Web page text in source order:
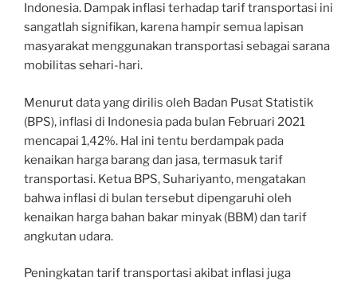
Indonesia. Dampak inflasi terhadap tarif transportasi ini
sangatlah signifikan, karena hampir semua lapisan
masyarakat menggunakan transportasi sebagai sarana
mobilitas sehari-hari.
Menurut data yang dirilis oleh Badan Pusat Statistik
(BPS), inflasi di Indonesia pada bulan Februari 2021
mencapai 1,42%. Hal ini tentu berdampak pada
kenaikan harga barang dan jasa, termasuk tarif
transportasi. Ketua BPS, Suhariyanto, mengatakan
bahwa inflasi di bulan tersebut dipengaruhi oleh
kenaikan harga bahan bakar minyak (BBM) dan tarif
angkutan udara.
Peningkatan tarif transportasi akibat inflasi juga